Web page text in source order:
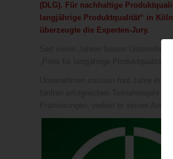
(DLG). Für nachhaltige
langjährige Produktqualität“ in
überzeugte die Experten-Jury.